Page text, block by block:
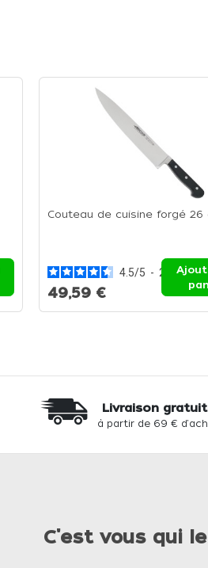
Couteau de cuisine forgé 26
4.5/5 - 2 avis
49,59 €
Livraison
à partir de 69 €
C'est vous qui